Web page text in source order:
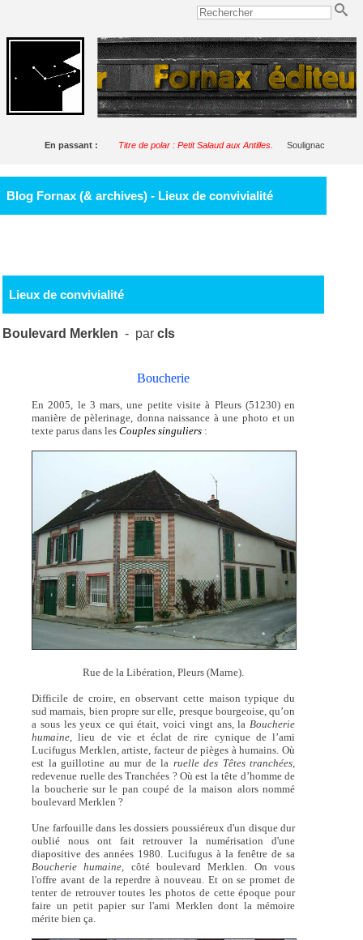
En passant : Titre de polar : Petit Salaud aux Antilles. Soulignac
Blog Fornax (& archives) - Lieux de convivialité
Lieux de convivialité
Boulevard Merklen - parcls
Boucherie
En 2005, le 3 mars, une petite visite à Pleurs (51230) en
manière de pèlerinage, donna naissance à une photo et un
texte parus dans lesCouples singuliers :
Rue de la Libération, Pleurs (Marne).
Difficile de croire, en observant cette maison typique du
sud marnais, bien propre sur elle, presque bourgeoise, qu’on
a sous les yeux ce qui était, voici vingt ans, la Boucherie
humaine,
lieu de vie et éclat de rire cynique de l’ami
Lucifugus Merklen, artiste, facteur de pièges à humains. Où
est la guillotine au mur de la ruelle des Têtes tranchées,
redevenue ruelle des Tranchées ? Où est la tête d’homme de
la boucherie sur le pan coupé de la maison alors nommé
boulevard Merklen ?
Une farfouille dans les dossiers poussiéreux d'un disque dur
oublié nous ont fait retrouver la numérisation d'une
diapositive des années 1980. Lucifugus à la fenêtre de sa
Boucherie humaine,
côté boulevard Merklen. On vous
l'offre avant de la reperdre à nouveau. Et on se promet de
tenter de retrouver toutes les photos de cette époque pour
faire un petit papier sur l'ami Merklen dont la mémoire
mérite bien ça.